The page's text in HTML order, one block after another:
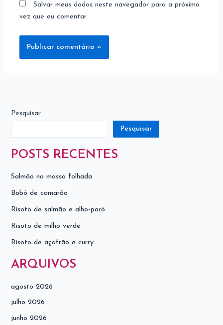
Salvar meus dados neste navegador para a próxima
vez que eu comentar.
Pesquisar
Pesquisar
POSTS RECENTES
Salmão na massa folhada
Bobó de camarão
Risoto de salmão e alho-poró
Risoto de milho verde
Risoto de açafrão e curry
ARQUIVOS
agosto 2026
julho 2026
junho 2026